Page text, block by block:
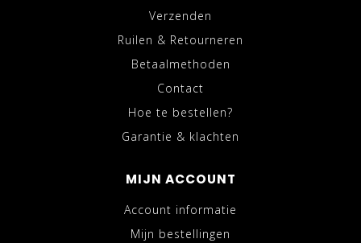
Verzenden
Ruilen & Retourneren
Betaalmethoden
Contact
Hoe te bestellen?
Garantie & klachten
MIJN ACCOUNT
Account informatie
Mijn bestellingen